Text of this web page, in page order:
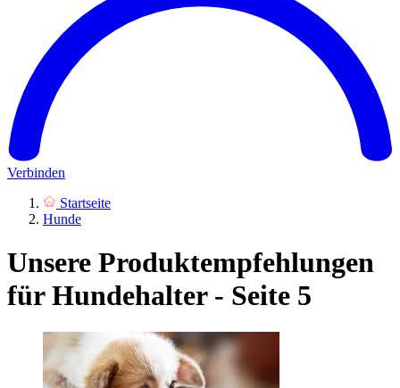
Verbinden
Startseite
Hunde
Unsere Produktempfehlungen
für Hundehalter - Seite 5